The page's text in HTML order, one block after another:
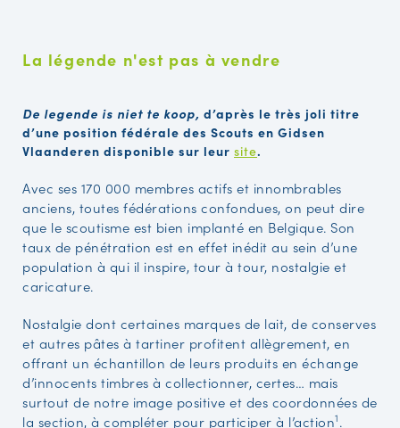
La légende n'est pas à vendre
De legende is niet te koop, d’après le très joli titre
d’une position fédérale des Scouts en Gidsen
Vlaanderen disponible sur leur site.
Avec ses 170 000 membres actifs et innombrables
anciens, toutes fédérations confondues, on peut dire
que le scoutisme est bien implanté en Belgique. Son
taux de pénétration est en effet inédit au sein d’une
population à qui il inspire, tour à tour, nostalgie et
caricature.
Nostalgie dont certaines marques de lait, de conserves
et autres pâtes à tartiner profitent allègrement, en
offrant un échantillon de leurs produits en échange
d’innocents timbres à collectionner, certes… mais
surtout de notre image positive et des coordonnées de
la section, à compléter pour participer à l’action1.